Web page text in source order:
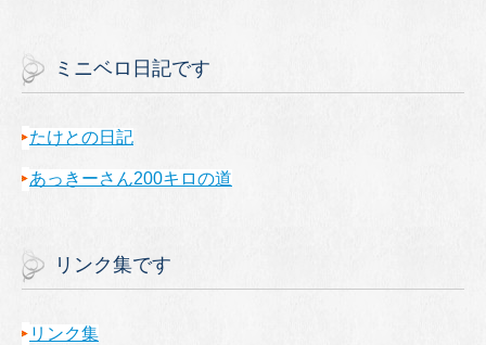
ミニベロ日記です
たけとの日記
あっきーさん200キロの道
リンク集です
リンク集